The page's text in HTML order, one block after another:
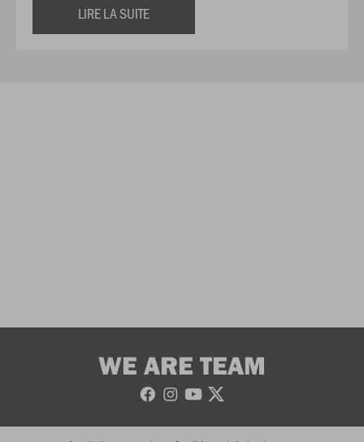
LIRE LA SUITE
WE ARE TEAM